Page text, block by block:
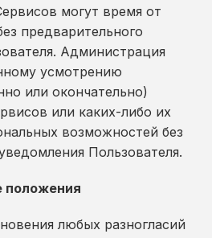
могут время от
предварительного
Администрация
усмотрению
или окончательно)
или каких-либо их
возможностей без
Пользователя.
положения
любых разногласий